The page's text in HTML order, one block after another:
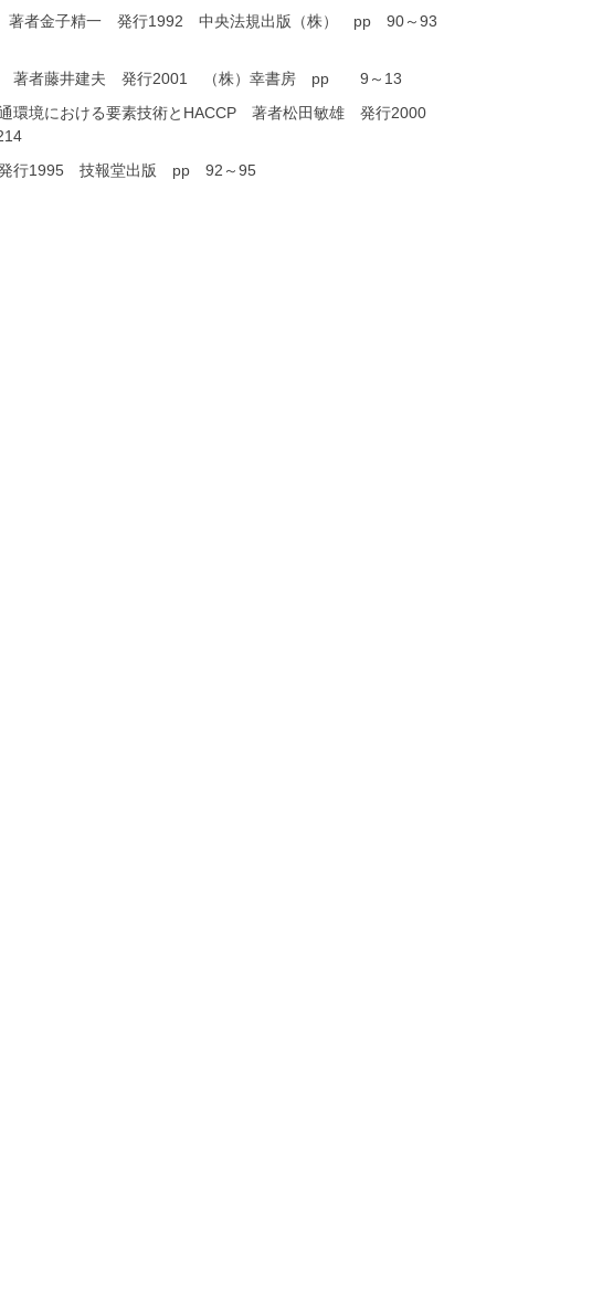
著者金子精一 発行1992 中央法規出版（株） pp 90～93
著者藤井建夫 発行2001 （株）幸書房 pp 9～13
環境における要素技術とHACCP 著者松田敏雄 発行2000
行1995 技報堂出版 pp 92～95